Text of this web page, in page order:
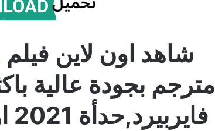
مترجم بجودة عالية